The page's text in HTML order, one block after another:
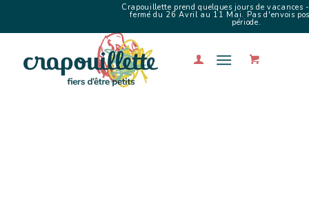
Crapouillette prend quelques jours de vacances
fermé du 26 Avril au 11 Mai. Pas d'envois
période.